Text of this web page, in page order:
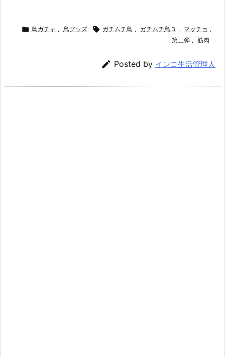
 鳥ガチャ , 鳥グッズ  ガチムチ鳥 , ガチムチ鳥３ , マッチョ ,
第三弾 , 筋肉
 Posted by インコ生活管理人